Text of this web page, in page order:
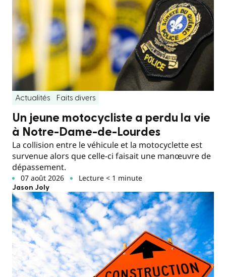
Actualités Faits divers
Un jeune motocycliste a perdu la vie
à Notre-Dame-de-Lourdes
La collision entre le véhicule et la motocyclette est
survenue alors que celle-ci faisait une manœuvre de
dépassement.
07 août 2026 Lecture < 1 minute
Jason Joly